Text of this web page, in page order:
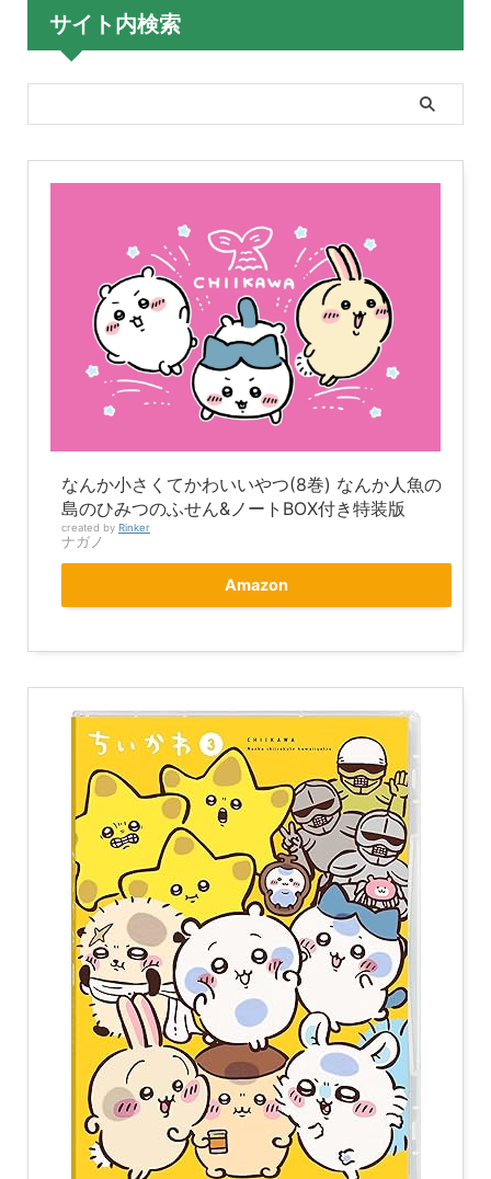
サイト内検索
なんか小さくてかわいいやつ(8巻) なんか人魚の
島のひみつのふせん&ノートBOX付き特装版
created by Rinker
ナガノ
Amazon